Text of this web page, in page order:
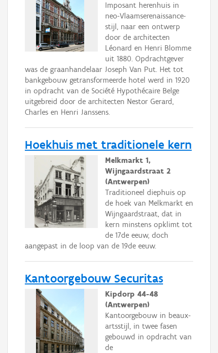
Imposant herenhuis in
neo-Vlaamserenaissance-
stijl, naar een ontwerp
door de architecten
Léonard en Henri Blomme
uit 1880. Opdrachtgever
was de graanhandelaar Joseph Van Put. Het tot
bankgebouw getransformeerde hotel werd in 1920
in opdracht van de Société Hypothécaire Belge
uitgebreid door de architecten Nestor Gerard,
Charles en Henri Janssens.
Hoekhuis met traditionele kern
Melkmarkt 1,
Wijngaardstraat 2
(Antwerpen)
Traditioneel diephuis op
de hoek van Melkmarkt en
Wijngaardstraat, dat in
kern minstens opklimt tot
de 17de eeuw, doch
aangepast in de loop van de 19de eeuw.
Kantoorgebouw Securitas
Kipdorp 44-48
(Antwerpen)
Kantoorgebouw in beaux-
artsstijl, in twee fasen
gebouwd in opdracht van
de